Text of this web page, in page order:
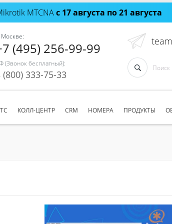
MTCNAс 17 августа по 21 августа
(495) 256-99-99
(Звонок бесплатный):
(800) 333-75-33
КОЛЛ-ЦЕНТР CRM НОМЕРА ПРОДУКТЫ